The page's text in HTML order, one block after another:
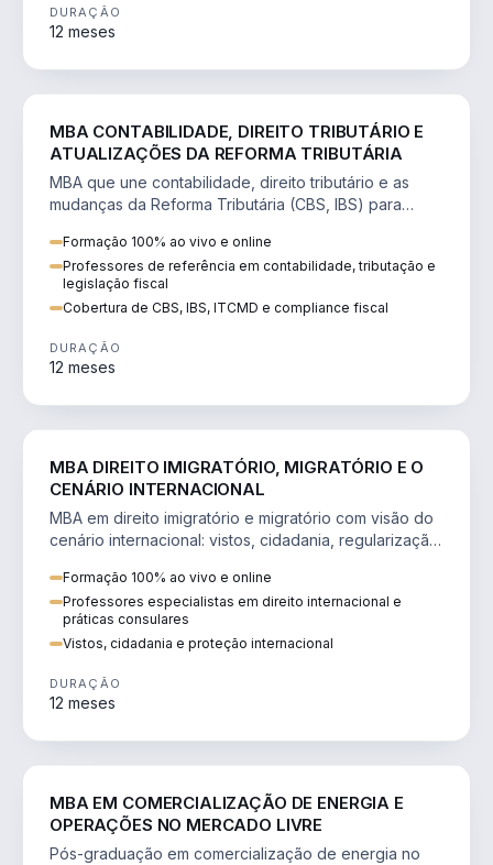
DURAÇÃO
12 meses
MBA CONTABILIDADE, DIREITO TRIBUTÁRIO E
ATUALIZAÇÕES DA REFORMA TRIBUTÁRIA
MBA que une contabilidade, direito tributário e as
mudanças da Reforma Tributária (CBS, IBS) para
Formação 100% ao vivo e online
Professores de referência em contabilidade, tributação e
legislação fiscal
Cobertura de CBS, IBS, ITCMD e compliance fiscal
DURAÇÃO
12 meses
MBA DIREITO IMIGRATÓRIO, MIGRATÓRIO E O
CENÁRIO INTERNACIONAL
MBA em direito imigratório e migratório com visão do
cenário internacional: vistos, cidadania, regularização
Formação 100% ao vivo e online
Professores especialistas em direito internacional e
práticas consulares
Vistos, cidadania e proteção internacional
DURAÇÃO
12 meses
MBA EM COMERCIALIZAÇÃO DE ENERGIA E
OPERAÇÕES NO MERCADO LIVRE
Pós-graduação em comercialização de energia no